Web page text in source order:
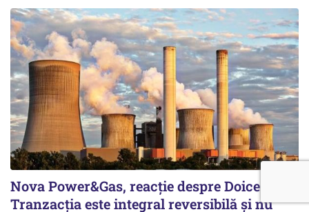
Nova Power&Gas, reacție despre Doicești:
Tranzacția este integral reversibilă și nu